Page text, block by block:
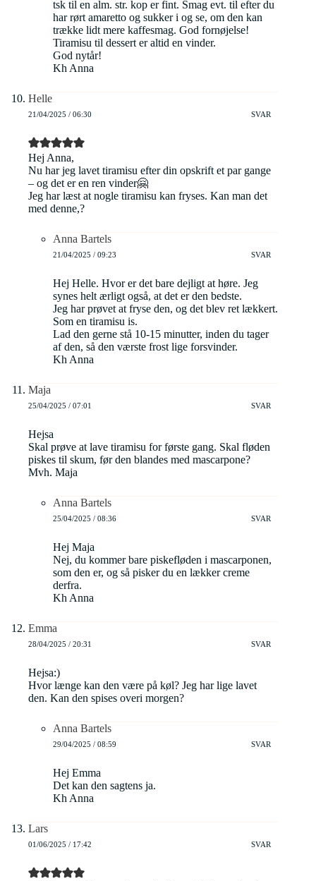
tsk til en alm. str. kop er fint. Smag evt. til efter du
har rørt amaretto og sukker i og se, om den kan
trække lidt mere kaffesmag. God fornøjelse!
Tiramisu til dessert er altid en vinder.
God nytår!
Kh Anna
Helle
21/04/2025 / 06:30 SVAR
Hej Anna,
Nu har jeg lavet tiramisu efter din opskrift et par gange
– og det er en ren vinder🤗
Jeg har læst at nogle tiramisu kan fryses. Kan man det
med denne,?
Anna Bartels
21/04/2025 / 09:23 SVAR
Hej Helle. Hvor er det bare dejligt at høre. Jeg
synes helt ærligt også, at det er den bedste.
Jeg har prøvet at fryse den, og det blev ret lækkert.
Som en tiramisu is.
Lad den gerne stå 10-15 minutter, inden du tager
af den, så den værste frost lige forsvinder.
Kh Anna
Maja
25/04/2025 / 07:01 SVAR
Hejsa
Skal prøve at lave tiramisu for første gang. Skal fløden
piskes til skum, før den blandes med mascarpone?
Mvh. Maja
Anna Bartels
25/04/2025 / 08:36 SVAR
Hej Maja
Nej, du kommer bare piskefløden i mascarponen,
som den er, og så pisker du en lækker creme
derfra.
Kh Anna
Emma
28/04/2025 / 20:31 SVAR
Hejsa:)
Hvor længe kan den være på køl? Jeg har lige lavet
den. Kan den spises overi morgen?
Anna Bartels
29/04/2025 / 08:59 SVAR
Hej Emma
Det kan den sagtens ja.
Kh Anna
Lars
01/06/2025 / 17:42 SVAR